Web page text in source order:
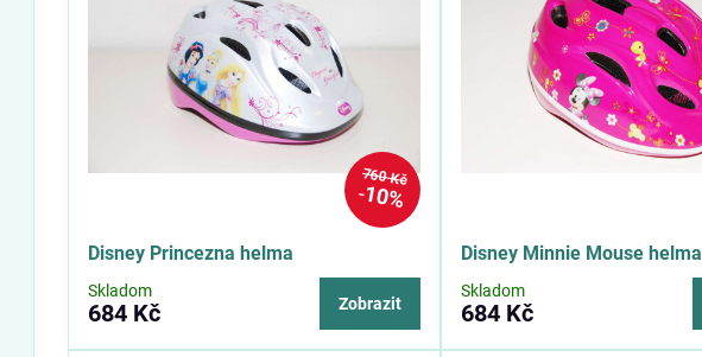
760 Kč
10%
Disney Princezna helma
Skladom
684 Kč Zobrazit
Disney Minnie Mouse helma
Skladom
684 Kč